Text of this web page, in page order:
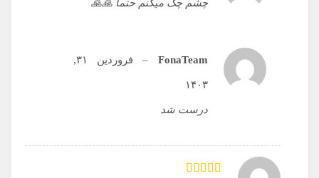
چشم چک میکنم حتما 🙏🙏
FonaTeam
– فروردین ۳۱,
۱۴۰۳
درست شد